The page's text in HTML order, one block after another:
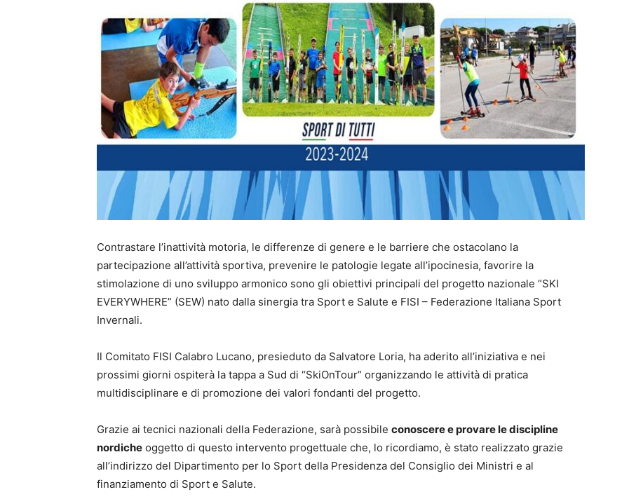
Contrastare l’inattività motoria, le differenze di genere e le barriere che ostacolano la
partecipazione all’attività sportiva, prevenire le patologie legate all’ipocinesia, favorire la
stimolazione di uno sviluppo armonico sono gli obiettivi principali del progetto nazionale “SKI
EVERYWHERE” (SEW) nato dalla sinergia tra Sport e Salute e FISI – Federazione Italiana Sport
Invernali.
Il Comitato FISI Calabro Lucano, presieduto da Salvatore Loria, ha aderito all’iniziativa e nei
prossimi giorni ospiterà la tappa a Sud di “SkiOnTour” organizzando le attività di pratica
multidisciplinare e di promozione dei valori fondanti del progetto.
Grazie ai tecnici nazionali della Federazione, sarà possibile conoscere e provare le discipline
nordiche oggetto di questo intervento progettuale che, lo ricordiamo, è stato realizzato grazie
all’indirizzo del Dipartimento per lo Sport della Presidenza del Consiglio dei Ministri e al
finanziamento di Sport e Salute.